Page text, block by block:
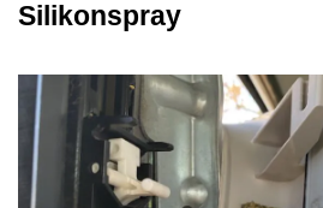
Silikonspray